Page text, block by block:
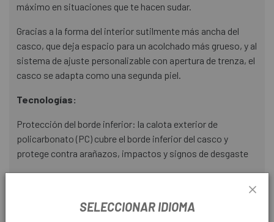
máximo en situaciones que te hacen sudar.
Gracias a la forma del interior sutilmente más ancha del
casco, que deja espacio para un acolchado más grueso, y al
sistema de ajuste personalizable con apertura de trenza, el
casco se adapta como una segunda piel.
Tecnologías:
Protección del borde inferior: la calota exterior de
policarbonato (PC) cubre el borde inferior del casco y
protege contra arañazos, impactos y signos de desgaste
peinados largos como coletas, moños o trenzas
SELECCIONAR IDIOMA